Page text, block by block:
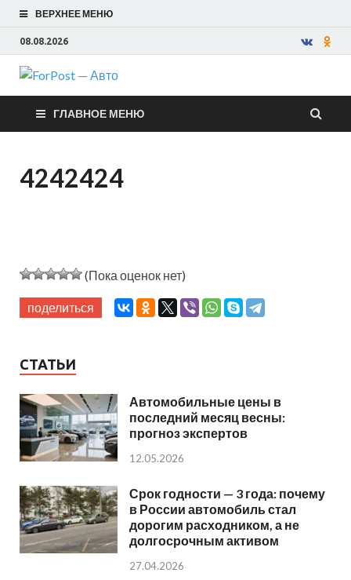
ВЕРХНЕЕ МЕНЮ
08.08.2026
ForPost —
Авто
ГЛАВНОЕ МЕНЮ
4242424
(Пока оценок нет)
поделиться
СТАТЬИ
Автомобильные цены в
последний месяц весны:
прогноз экспертов
12.05.2026
Срок годности — 3 года: почему
в России автомобиль стал
дорогим расходником, а не
долгосрочным активом
27.04.2026